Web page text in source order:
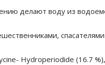
делают воду из
Hydroperiodide (16.7 %),